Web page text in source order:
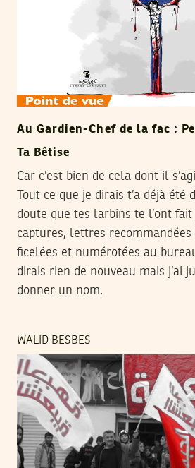
Au Gardien-Chef de la fac :
Ta Bêtise
Car c’est bien de cela dont il
Tout ce que je dirais t’a déjà été
doute que tes larbins te l’ont
captures, lettres
ficelées et numérotées au
dirais rien de nouveau mais j’ai
donner un nom.
WALID BESBES